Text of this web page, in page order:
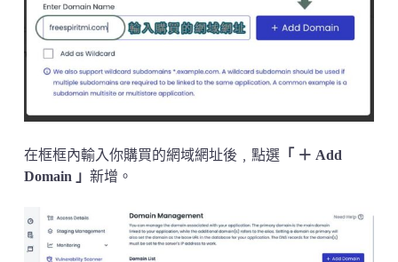
在框框內輸入你購買的網域網址後﹐點選「 ＋ Add
Domain 」 新增。